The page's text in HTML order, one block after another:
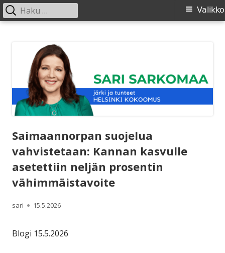
Ensisijainen
Valikko
Haku:
Saimaannorpan suojelua
vahvistetaan: Kannan kasvulle
asetettiin neljän prosentin
vähimmäistavoite
Kirjoittaja
sari Julkaistu
15.5.2026
Blogi 15.5.2026